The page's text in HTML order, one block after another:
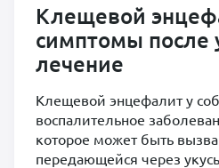
Клещевой
симптомы после
лечение
Клещевой энцефалит у
воспалительное
которое может быть
передающейся через